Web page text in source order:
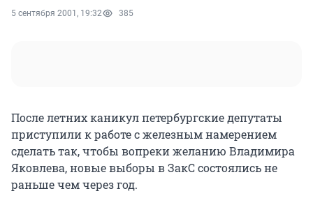
5 сентября 2001, 19:32 385
После летних каникул петербургские депутаты
приступили к работе c железным намерением
сделать так, чтобы вопреки желанию Владимира
Яковлева, новые выборы в ЗакС состоялись не
раньше чем через год.